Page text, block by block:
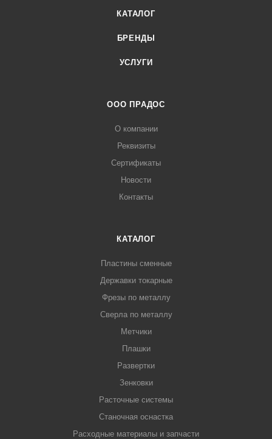
КАТАЛОГ
БРЕНДЫ
УСЛУГИ
ООО ПРАДОС
О компании
Реквизиты
Сертификаты
Новости
Контакты
КАТАЛОГ
Пластины сменные
Державки токарные
Фрезы по металлу
Сверла по металлу
Метчики
Плашки
Развертки
Зенковки
Расточные системы
Станочная оснастка
Расходные материалы и запчасти